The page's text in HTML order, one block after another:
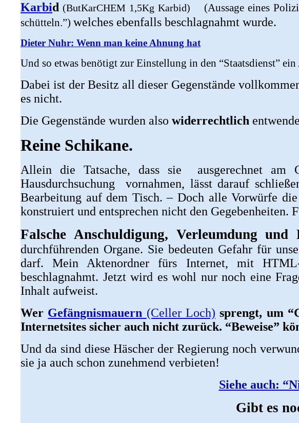
Karbid (ButKarCHEM 1,5Kg Karbid)
(Aussage eines
schütteln.”) welches ebenfalls beschlagnahmt wurde.
Dieter Nuhr: Wenn man keine Ahnung hat
Und so etwas benötigt zur Einstellung in den “Staatsdienst”
Dabei ist der Besitz all dieser Gegenstände
es nicht.
Die Gegenstände wurden also widerrechtlich
Reine Schikane.
Allein die Tatsache, dass sie ausgerechnet am
Hausdurchsuchung vornahmen, lässt darauf
Bearbeitung auf dem Tisch. – Doch alle Vorwürfe
konstruiert und entsprechen nicht den Gegebenheiten.
Falsche Anschuldigung, Verleumdung
durchführenden Organe. Sie bedeuten Gefahr für
darf. Mein Aktenordner fürs Internet, mit
beschlagnahmt. Jetzt wird es wohl nur noch eine
Inhalt aufweist.
Wer Gefängnismauern (Celler Loch) sprengt, um
Internetsites sicher auch nicht zurück. “Beweise”
Und da sind diese Häscher der Regierung noch
sie ja auch schon zunehmend verbieten!
Siehe auch:
Gibt es